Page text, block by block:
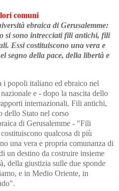
comuni
ebraica di Gerusalemme:
si sono intrecciati fili antichi, fili
Essi costituiscono una vera e
segno della pace, della libertà e
popoli italiano ed ebraico nel
e - dopo la nascita dello
internazionali. Fili antichi,
Stato nel corso
di Gerusalemme - "Fili
qualcosa di più
una vera e propria comunanza di
un destino da costruire insieme
della giustizia sulle due sponde
e in Medio Oriente, in